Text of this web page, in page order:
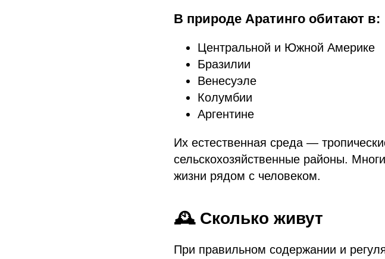
В природе Аратинго обитают в:
Центральной и Южной Америке
Бразилии
Венесуэле
Колумбии
Аргентине
Их естественная среда —
сельскохозяйственные районы.
жизни рядом с человеком.
🕰️ Сколько живут
При правильном содержании и